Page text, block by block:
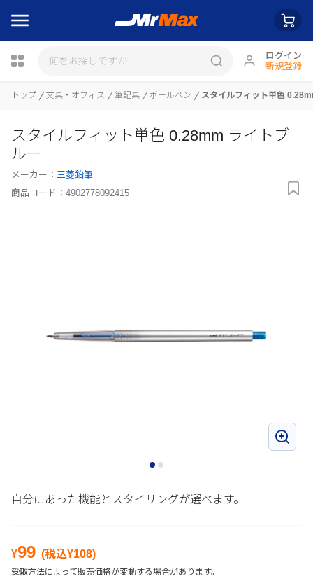
ログイン
新規登録
トップ 文具・オフィス 筆記具 ボールペン スタイルフィット単色
スタイルフィット単色 0.28mm ライトブ
ルー
メーカー： 三菱鉛筆
商品コード： 4902778092415
自分にあった機能とスタイリングが選べます。
¥99 (税込¥108)
受取方法によって販売価格が変動する場合があります。